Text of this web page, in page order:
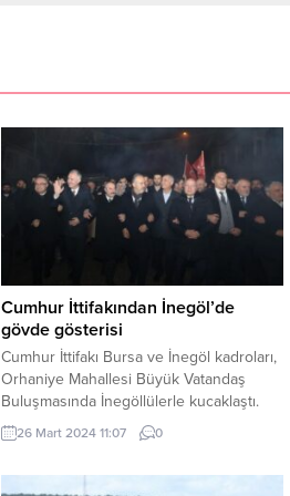
Cumhur İttifakından İnegöl’de
gövde gösterisi
Cumhur İttifakı Bursa ve İnegöl kadroları,
Orhaniye Mahallesi Büyük Vatandaş
Buluşmasında İnegöllülerle kucaklaştı.
Yüzlerce vatandaşın meydanı
doldurduğu mitingde, Bursa Büyükşehir
Belediye Başkanı Alper Taban’a
26 Mart 2024 11:07 0